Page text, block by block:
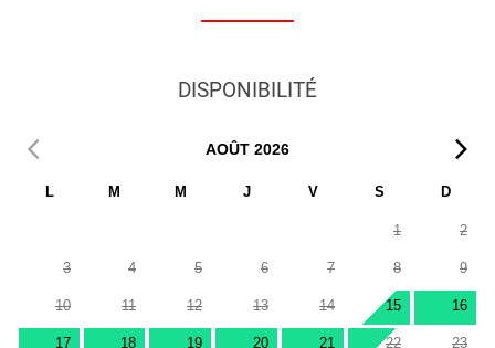
DISPONIBILITÉ
AOÛT 2026
L M M J V S D
1 2
3 4 5 6 7 8 9
10 11 12 13 14 15 16
17 18 19 20 21 22 23